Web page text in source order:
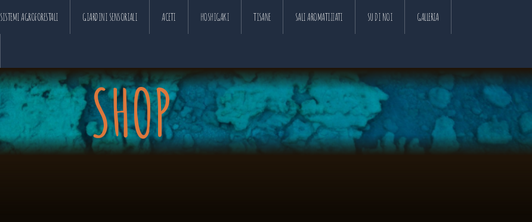
SISTEMI AGROFORESTALI GIARDINI SENSORIALI ACETI HOSHIGAKI TISANE SALI AROMATIZZATI SU DI NOI GALLERIA
SHOP